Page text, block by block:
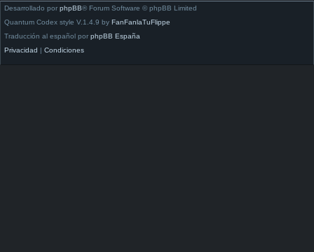
Desarrollado por phpBB® Forum Software © phpBB Limited
Quantum Codex style V.1.4.9 by FanFanlaTuFlippe
Traducción al español por phpBB España
Privacidad
Condiciones